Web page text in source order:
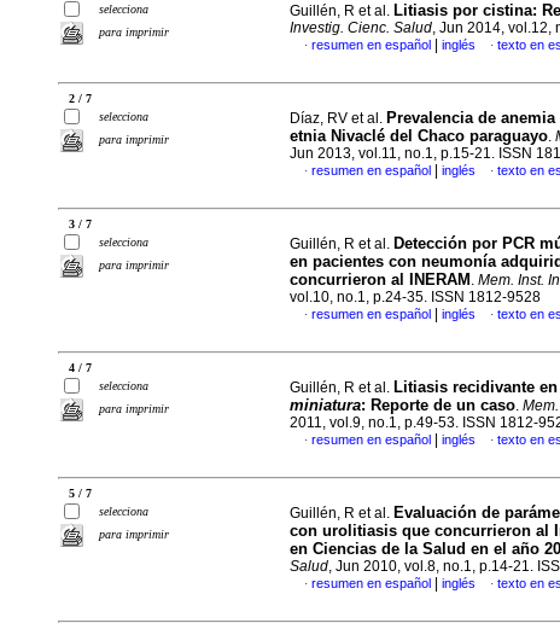
selecciona
para imprimir
Guillén, R et al. Litiasis por cistina:
Investig. Cienc. Salud, Jun 2014, vol.12,
· resumen en español inglés · texto en
2 / 7
selecciona
para imprimir
Díaz, RV et al. Prevalencia de
etnia Nivaclé del Chaco paraguayo.
Jun 2013, vol.11, no.1, p.15-21. ISSN
· resumen en español inglés · texto en
3 / 7
selecciona
para imprimir
Guillén, R et al. Detección por PCR
en pacientes con neumonía
concurrieron al INERAM . Mem. Inst.
vol.10, no.1, p.24-35. ISSN 1812-9528
· resumen en español inglés · texto en
4 / 7
selecciona
para imprimir
Guillén, R et al. Litiasis recidivante
miniatura: Reporte de un caso.
2011, vol.9, no.1, p.49-53. ISSN 1812-
· resumen en español inglés · texto en
5 / 7
selecciona
para imprimir
Guillén, R et al. Evaluación de
con urolitiasis que concurrieron al
en Ciencias de la Salud en el año
Salud, Jun 2010, vol.8, no.1, p.14-21.
· resumen en español inglés · texto en